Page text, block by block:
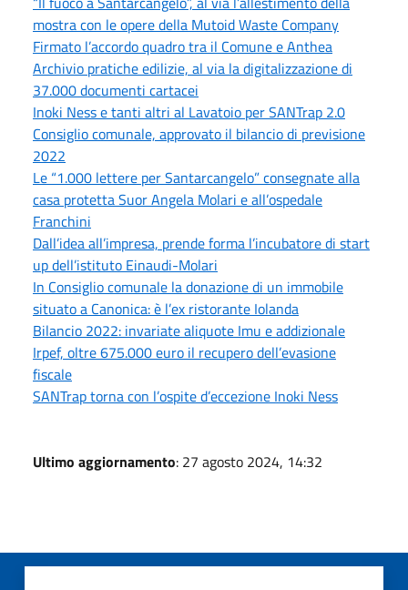
mostra con le opere della Mutoid Waste Company
Firmato l’accordo quadro tra il Comune e Anthea
Archivio pratiche edilizie, al via la digitalizzazione di
37.000 documenti cartacei
Inoki Ness e tanti altri al Lavatoio per SANTrap 2.0
Consiglio comunale, approvato il bilancio di previsione
2022
Le “1.000 lettere per Santarcangelo” consegnate alla
casa protetta Suor Angela Molari e all’ospedale
Franchini
Dall’idea all’impresa, prende forma l’incubatore di start
up dell’istituto Einaudi-Molari
In Consiglio comunale la donazione di un immobile
situato a Canonica: è l’ex ristorante Iolanda
Bilancio 2022: invariate aliquote Imu e addizionale
Irpef, oltre 675.000 euro il recupero dell’evasione
fiscale
SANTrap torna con l’ospite d’eccezione Inoki Ness
Ultimo aggiornamento: 27 agosto 2024, 14:32